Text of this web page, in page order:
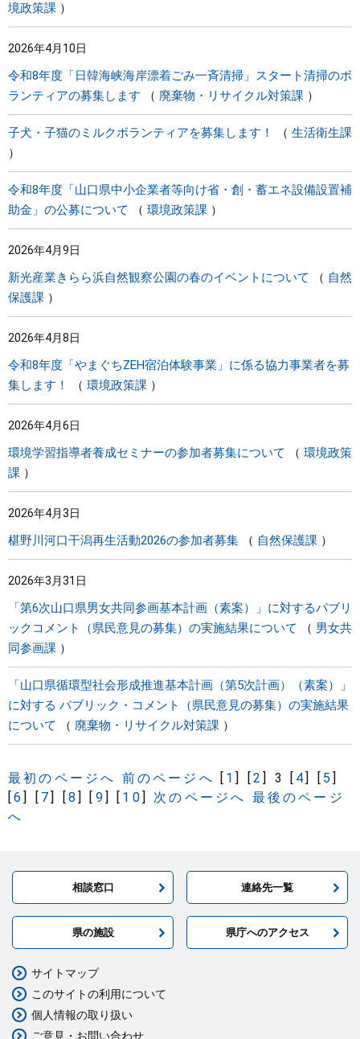
境政策課
2026年4月10日
令和8年度「日韓海峡海岸漂着ごみ一斉清掃」スタート清掃のボ
ランティアの募集します
廃棄物・リサイクル対策課
子犬・子猫のミルクボランティアを募集します！ 生活衛生課
令和8年度「山口県中小企業者等向け省・創・蓄エネ設備設置補
助金」の公募について
環境政策課
2026年4月9日
新光産業きらら浜自然観察公園の春のイベントについて
自然
保護課
2026年4月8日
令和8年度「やまぐちZEH宿泊体験事業」に係る協力事業者を募
集します！
環境政策課
2026年4月6日
環境学習指導者養成セミナーの参加者募集について
環境政策
課
2026年4月3日
椹野川河口干潟再生活動2026の参加者募集 自然保護課
2026年3月31日
「第6次山口県男女共同参画基本計画（素案）」に対するパブリ
ックコメント（県民意見の募集）の実施結果について
男女共
同参画課
「山口県循環型社会形成推進基本計画（第5次計画）（素案）」
に対する パブリック・コメント（県民意見の募集）の実施結果
について
廃棄物・リサイクル対策課
最初のページへ 前のページへ [ 1] [2] 3 [ 4] [ 5]
[6] [ 7] [8] [ 9] [ 10] 次のページへ 最後のページ
へ
相談窓口 連絡先一覧
県の施設 県庁へのアクセス
サイトマップ
このサイトの利用について
個人情報の取り扱い
ご意見・お問い合わせ